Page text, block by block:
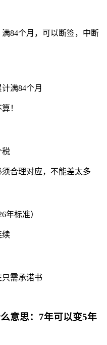
84个月，可以断签，中断
满84个月
！
税
合理对应，不能差太多
年标准）
续
需承诺书
意思：7年可以变5年